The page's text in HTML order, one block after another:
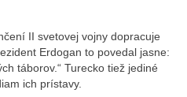
II svetovej vojny dopracuje
Erdogan to povedal jasne:
táborov.“ Turecko tiež jediné
ich prístavy.